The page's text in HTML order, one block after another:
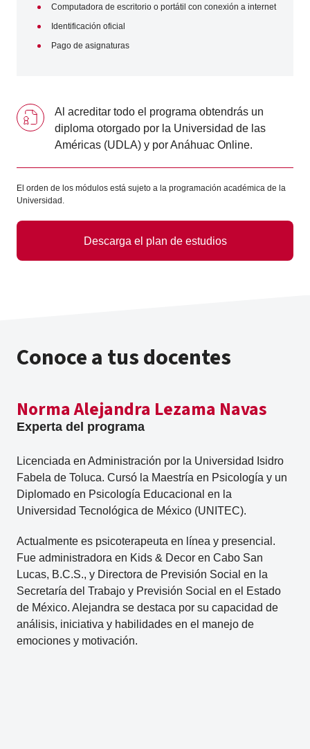
Computadora de escritorio o portátil con conexión a internet
Identificación oficial
Pago de asignaturas
Al acreditar todo el programa obtendrás un
diploma otorgado por la Universidad de las
Américas (UDLA) y por Anáhuac Online.
El orden de los módulos está sujeto a la programación académica de la
Universidad.
Descarga el plan de estudios
Conoce a tus docentes
Norma Alejandra Lezama Navas
Experta del programa
Licenciada en Administración por la Universidad Isidro
Fabela de Toluca. Cursó la Maestría en Psicología y un
Diplomado en Psicología Educacional en la
Universidad Tecnológica de México (UNITEC).
Actualmente es psicoterapeuta en línea y presencial.
Fue administradora en Kids & Decor en Cabo San
Lucas, B.C.S., y Directora de Previsión Social en la
Secretaría del Trabajo y Previsión Social en el Estado
de México. Alejandra se destaca por su capacidad de
análisis, iniciativa y habilidades en el manejo de
emociones y motivación.